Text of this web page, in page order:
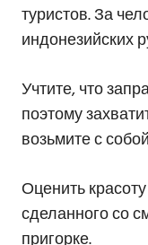
туристов. За
индонезийских
Учтите, что
поэтому
возьмите с
Оценить
сделанного со